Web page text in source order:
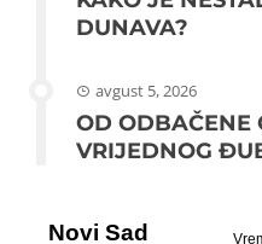
DUNAVA?
avgust 5, 2026
OD ODBAČENE
VRIJEDNOG